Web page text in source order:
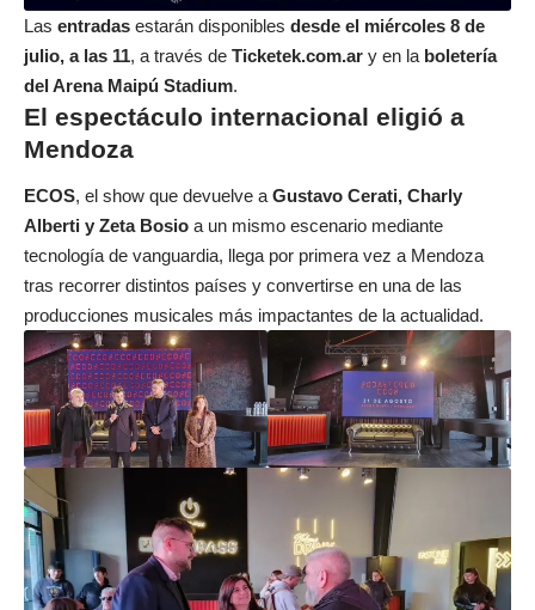
Las entradas estarán disponibles desde el miércoles 8 de
julio, a las 11, a través de Ticketek.com.ar y en la boletería
del Arena Maipú Stadium.
El espectáculo internacional eligió a
Mendoza
ECOS, el show que devuelve a Gustavo Cerati, Charly
Alberti y Zeta Bosio a un mismo escenario mediante
tecnología de vanguardia, llega por primera vez a Mendoza
tras recorrer distintos países y convertirse en una de las
producciones musicales más impactantes de la actualidad.